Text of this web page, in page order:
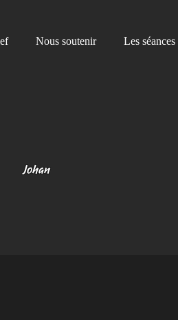
Nous soutenir Les séances
Johan